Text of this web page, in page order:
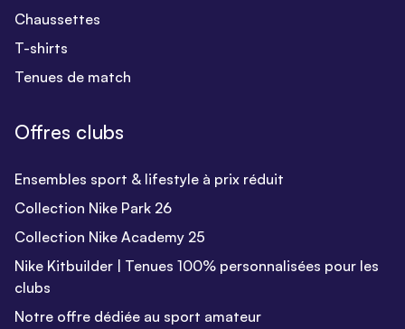
Chaussettes
T-shirts
Tenues de match
Offres clubs
Ensembles sport & lifestyle à prix réduit
Collection Nike Park 26
Collection Nike Academy 25
Nike Kitbuilder | Tenues 100% personnalisées pour les
clubs
Notre offre dédiée au sport amateur